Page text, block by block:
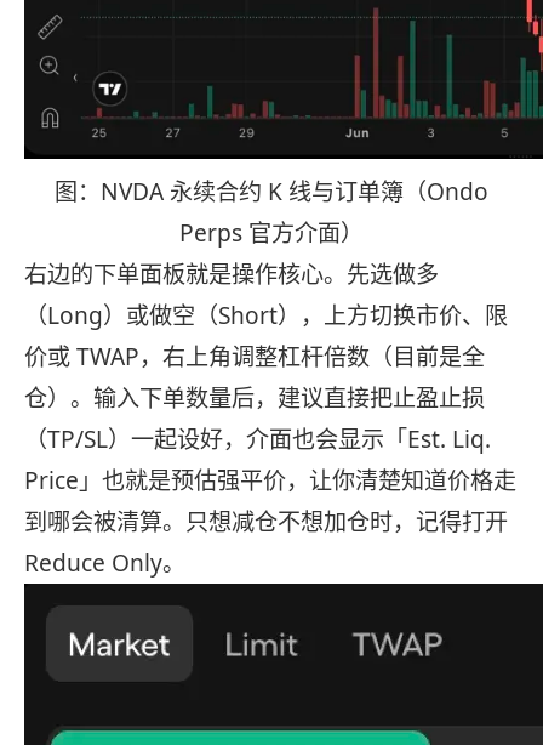
图：NVDA 永续合约 K 线与订单簿（Ondo
Perps 官方介面）
右边的下单面板就是操作核心。先选做多
（Long）或做空（Short），上方切换市价、限
价或 TWAP，右上角调整杠杆倍数（目前是全
仓）。输入下单数量后，建议直接把止盈止损
（TP/SL）一起设好，介面也会显示「Est. Liq.
Price」也就是预估强平价，让你清楚知道价格走
到哪会被清算。只想减仓不想加仓时，记得打开
Reduce Only。